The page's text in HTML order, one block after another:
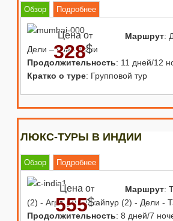
Обзор
Маршрут:
Дели – Гоа - Дели
Продолжительность: 11 дней/12
Кратко о туре: Групповой тур
Цена от
328$
Подробнее
ЛЮКС-ТУРЫ В ИНДИИ
Обзор
Маршрут:
(2) - Агра (2) - Джайпур (2) - Дели -
Продолжительность: 8 дней/7
Цена от
555$
Подробнее